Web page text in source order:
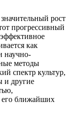
рост
прогрессивный
как
научно-
методы
спектр культур,
и другие
его ближайших